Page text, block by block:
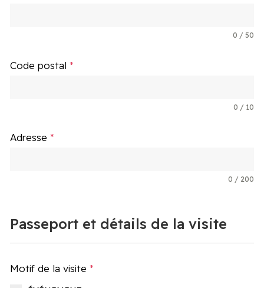
0 / 50
Code postal*
0 / 10
Adresse*
0 / 200
Passeport et détails de la visite
Motif de la visite*